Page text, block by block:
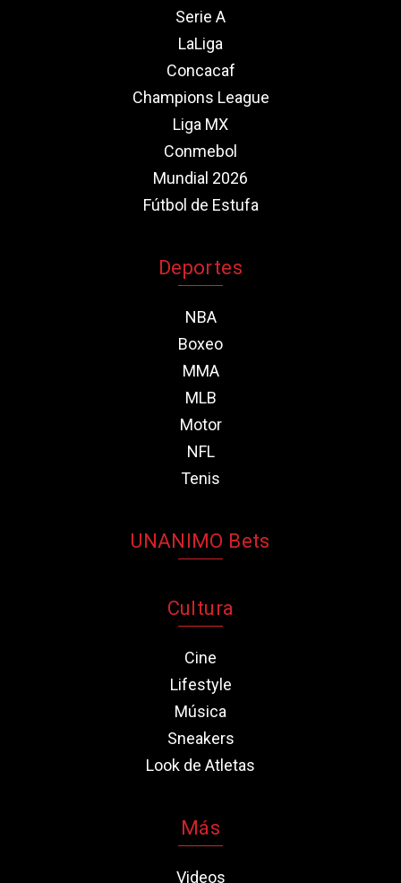
Serie A
LaLiga
Concacaf
Champions League
Liga MX
Conmebol
Mundial 2026
Fútbol de Estufa
Deportes
NBA
Boxeo
MMA
MLB
Motor
NFL
Tenis
UNANIMO Bets
Cultura
Cine
Lifestyle
Música
Sneakers
Look de Atletas
Más
Videos